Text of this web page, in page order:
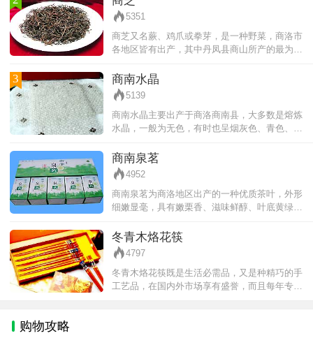
5351
商芝又名蕨、鸡爪或拳芽，是一种野菜，商洛市
各地区皆有出产，其中丹凤县商山所产的最为出
热利尿的功效。商洛厨师用商芝可烹调
3 商南水晶
5139
商南水晶主要出产于商洛商南县，大多数是熔炼
水晶，一般为无色，有时也呈烟灰色、青色、黑
防、电子等工业不可缺少的重要材料之
商南泉茗
4952
商南泉茗为商洛地区出产的一种优质茶叶，外形
细嫩显毫，具有嫩栗香、滋味鲜醇、叶底黄绿明
内名茶“汉水银棱”、“秦巴雾毫”、
冬青木烙花筷
4797
冬青木烙花筷既是生活必需品，又是种精巧的手
工艺品，在国内外市场享有盛誉，而且每年专销
购物攻略